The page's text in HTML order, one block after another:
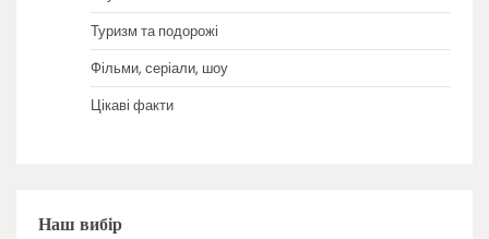
Туризм та подорожі
Фільми, серіали, шоу
Цікаві факти
Наш вибір